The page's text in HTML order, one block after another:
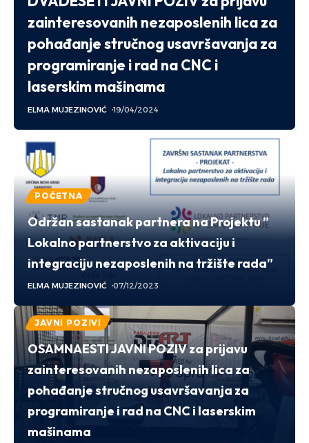
ELMA MUJEZINOVIĆ 27/12/2023
POČETNA
Održan sastanak partnera na Projektu ”
Lokalno partnerstvo za aktivaciju i
integraciju nezaposlenih na tržište rada”
ELMA MUJEZINOVIĆ 07/12/2023
JAVNI POZIVI
OSAMNAESTI JAVNI POZIV za prijavu
zainteresovanih nezaposlenih lica za
pohađanje stručnog usavršavanja za
programiranje i rad na CNC i laserskim
mašinama